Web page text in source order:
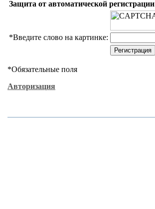
Защита от автоматической регистрации
*Введите слово на картинке:
*Обязательные поля
Авторизация